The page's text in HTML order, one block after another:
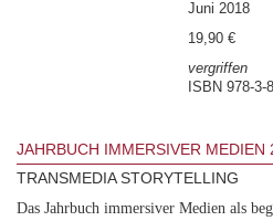
Juni 2018
19,90 €
vergriffen
ISBN 978-3-
JAHRBUCH IMMERSIVER MEDIEN
TRANSMEDIA STORYTELLING
Das Jahrbuch immersiver Medien als